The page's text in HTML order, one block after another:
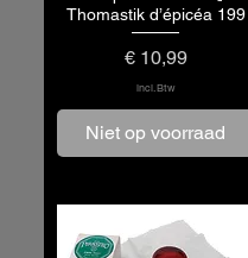
Thomastik d’épicéa 199
Prijs
€ 10,99
incl.Btw
Niet op voorraad